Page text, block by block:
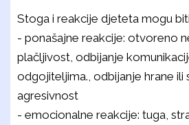
Stoga i reakcije djeteta mogu
- ponašajne reakcije: otvoreno
plačljivost, odbijanje
odgojiteljima., odbijanje hrane ili
agresivnost
- emocionalne reakcije: tuga,